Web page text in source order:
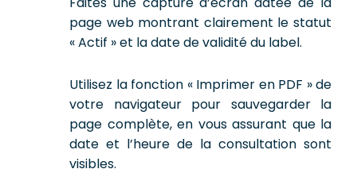
page web montrant clairement le statut
« Actif » et la date de validité du label.
Utilisez la fonction « Imprimer en PDF » de
votre navigateur pour sauvegarder la
page complète, en vous assurant que la
date et l’heure de la consultation sont
visibles.